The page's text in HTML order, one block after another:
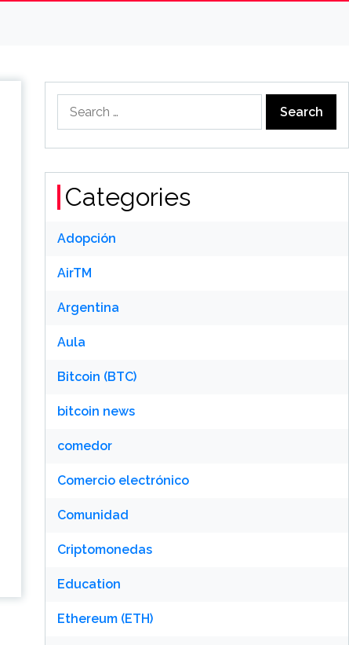
for:
Categories
Adopción
AirTM
Argentina
Aula
Bitcoin (BTC)
bitcoin news
comedor
Comercio electrónico
Comunidad
Criptomonedas
Education
Ethereum (ETH)